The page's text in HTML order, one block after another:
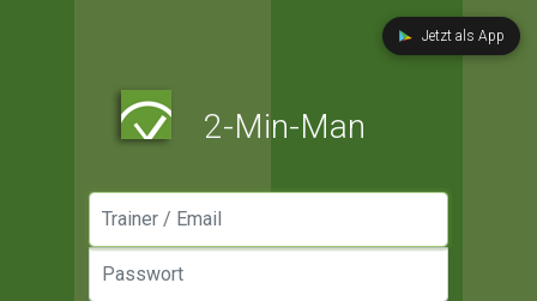
Jetzt als App
2-Min-Man